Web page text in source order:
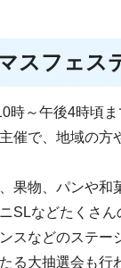
スフェス
時～午後4時頃
催で、地域の
果物、パンや
SLなどたくさ
スなどのステ
る大抽選会も行